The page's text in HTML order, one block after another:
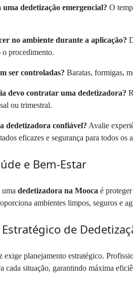
dedetização emergencial? O
no ambiente durante a aplicação?
o procedimento.
ser controladas? Baratas, formigas,
devo contratar uma dedetizadora?
ou trimestral.
dedetizadora confiável? Avalie
eficazes e segurança para todos os
e Bem-Estar
dedetizadora na Mooca é
ambientes limpos, seguros e
de
exige planejamento estratégico.
cada situação, garantindo máxima